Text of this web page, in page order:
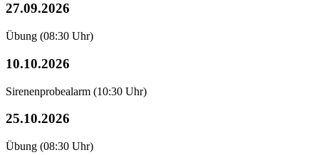
27.09.2026
Übung (08:30 Uhr)
10.10.2026
Sirenenprobealarm (10:30 Uhr)
25.10.2026
Übung (08:30 Uhr)